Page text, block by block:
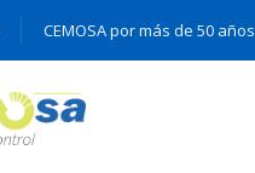
CEMOSA por más de 50 años